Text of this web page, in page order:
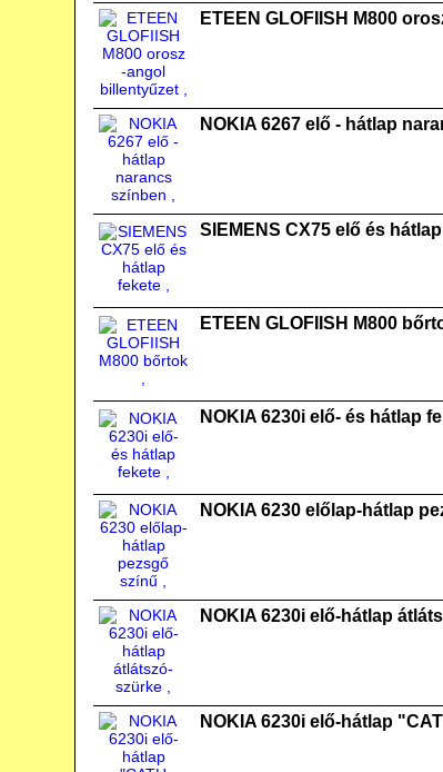
ETEEN GLOFIISH M800
NOKIA 6267 elő - hátlap
SIEMENS CX75 elő és
ETEEN GLOFIISH M800
NOKIA 6230i elő- és hátlap
NOKIA 6230 előlap-hátlap
NOKIA 6230i elő-hátlap
NOKIA 6230i elő-hátlap